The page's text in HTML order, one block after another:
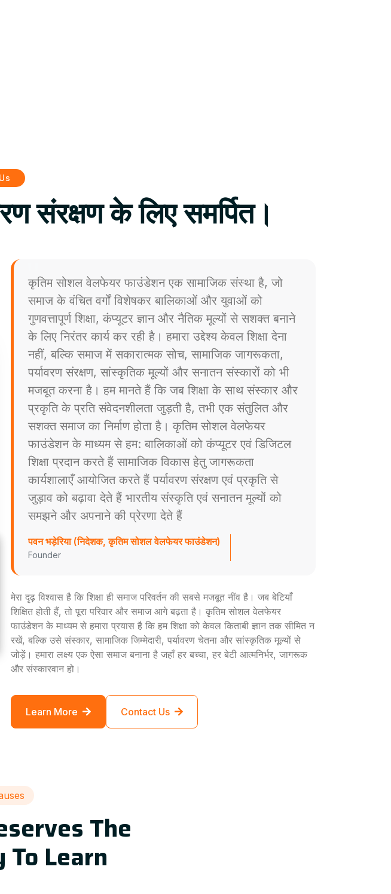
संरक्षण के लिए समर्पित।
कृतिम सोशल वेलफेयर फाउंडेशन एक सामाजिक संस्था है, जो
समाज के वंचित वर्गों विशेषकर बालिकाओं और युवाओं को
गुणवत्तापूर्ण शिक्षा, कंप्यूटर ज्ञान और नैतिक मूल्यों से सशक्त बनाने
के लिए निरंतर कार्य कर रही है। हमारा उद्देश्य केवल शिक्षा देना
नहीं, बल्कि समाज में सकारात्मक सोच, सामाजिक जागरूकता,
पर्यावरण संरक्षण, सांस्कृतिक मूल्यों और सनातन संस्कारों को भी
मजबूत करना है। हम मानते हैं कि जब शिक्षा के साथ संस्कार और
प्रकृति के प्रति संवेदनशीलता जुड़ती है, तभी एक संतुलित और
सशक्त समाज का निर्माण होता है। कृतिम सोशल वेलफेयर
फाउंडेशन के माध्यम से हम: बालिकाओं को कंप्यूटर एवं डिजिटल
शिक्षा प्रदान करते हैं सामाजिक विकास हेतु जागरूकता
कार्यशालाएँ आयोजित करते हैं पर्यावरण संरक्षण एवं प्रकृति से
जुड़ाव को बढ़ावा देते हैं भारतीय संस्कृति एवं सनातन मूल्यों को
समझने और अपनाने की प्रेरणा देते हैं
पवन भड़ेरिया (निदेशक, कृतिम सोशल वेलफेयर फाउंडेशन)
Founder
मेरा दृढ़ विश्वास है कि शिक्षा ही समाज परिवर्तन की सबसे मजबूत नींव है। जब बेटियाँ
शिक्षित होती हैं, तो पूरा परिवार और समाज आगे बढ़ता है। कृतिम सोशल वेलफेयर
फाउंडेशन के माध्यम से हमारा प्रयास है कि हम शिक्षा को केवल किताबी ज्ञान तक सीमित न
रखें, बल्कि उसे संस्कार, सामाजिक जिम्मेदारी, पर्यावरण चेतना और सांस्कृतिक मूल्यों से
जोड़ें। हमारा लक्ष्य एक ऐसा समाज बनाना है जहाँ हर बच्चा, हर बेटी आत्मनिर्भर, जागरूक
और संस्कारवान हो।
Learn More Contact Us
The
Learn